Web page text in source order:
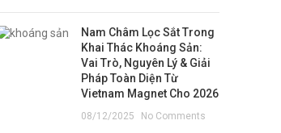
Nam Châm Lọc Sắt Trong
Khai Thác Khoáng Sản:
Vai Trò, Nguyên Lý & Giải
Pháp Toàn Diện Từ
Vietnam Magnet Cho 2026
08/12/2025 No Comments